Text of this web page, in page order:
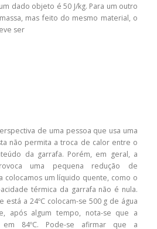
dado objeto é 50 J/kg. Para um outro
mas feito do mesmo material, o
ser
de uma pessoa que usa uma
não permita a troca de calor entre o
da garrafa. Porém, em geral, a
uma pequena redução de
colocamos um líquido quente, como o
térmica da garrafa não é nula.
está a 24ºC colocam-se 500 g de água
após algum tempo, nota-se que a
em 84ºC. Pode-se afirmar que a